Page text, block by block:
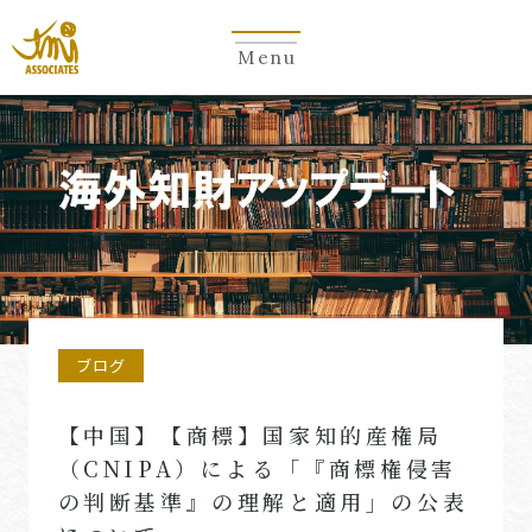
Menu
ブログ
【中国】【商標】国家知的産権局
（CNIPA）による「『商標権侵害
の判断基準』の理解と適用」の公表